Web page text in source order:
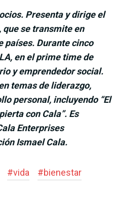
Presenta y dirige el
que se transmite en
países. Durante cinco
en el prime time de
y emprendedor social.
temas de liderazgo,
personal, incluyendo “El
con Cala”. Es
Enterprises
Ismael Cala.
#vida #bienestar